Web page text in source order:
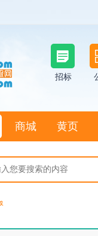
招标
商城 黄页